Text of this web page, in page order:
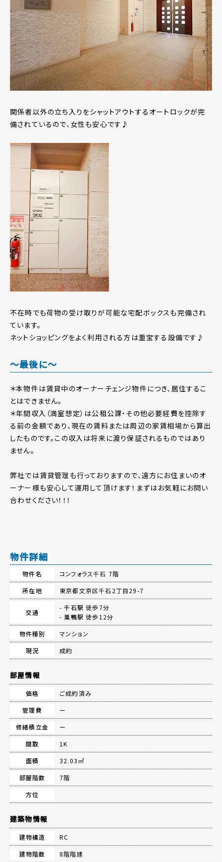
関係者以外の立ち入りをシャットアウトするオートロックが完
備されているので、女性も安心です♪
不在時でも荷物の受け取りが可能な宅配ボックスも完備され
ています。
ネットショッピングをよく利用される方は重宝する設備です♪
～最後に～
＊本物件は賃貸中のオーナーチェンジ物件につき、居住するこ
とはできません。
＊年間収入（満室想定）は公租公課・その他必要経費を控除す
る前の金額であり、現在の賃料または周辺の家賃相場から算出
したものです。この収入は将来に渡り保証されるものではあり
ません。
弊社では賃貸管理も行っておりますので、遠方にお住まいのオ
ーナー様も安心して運用して頂けます！まずはお気軽にお問い
合わせください！！！
物件詳細
物件名
コンフォラス千石 7階
所在地
東京都文京区千石2丁目29-7
交通
-千石駅 徒歩7分
- 巣鴨駅 徒歩12分
物件種別
マンション
現況
成約
部屋情報
価格
ご成約済み
管理費
ー
修繕積立金
ー
間取
1K
面積
32.03㎡
部屋階数
7階
方位
建築物情報
建物構造
RC
建物階数
8階階建